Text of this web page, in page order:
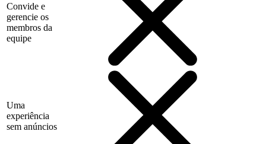
Convide e
gerencie os
membros da
equipe
Uma
experiência
sem anúncios